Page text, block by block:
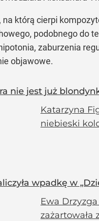
na którą cierpi
podobnego do
zaburzenia
objawowe.
nie jest już
Katarzyna
niebieski
wpadkę w
Ewa
zażartowała